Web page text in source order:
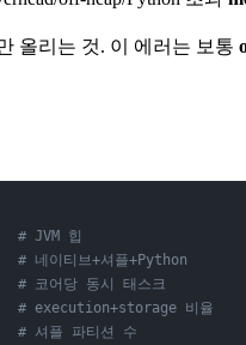
올리는 것. 이 에러는 보통
# JVM 힙
# 네이티브+셔플+Python
# 코어당 동시 태스크
# execution+storage 비율
# 셔플 파티션 수